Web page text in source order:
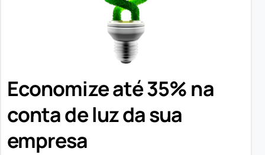
Economize até 35% na
conta de luz da sua
empresa